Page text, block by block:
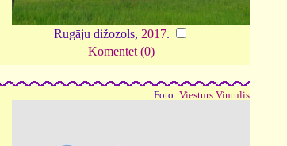
Rugāju dižozols, 2017.
Komentēt (0)
Foto: Viesturs Vintulis